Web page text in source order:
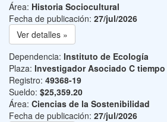
Área: Historia Sociocultural
Fecha de publicación: 27/jul/2026
Ver detalles »
Dependencia: Instituto de Ecología
Plaza: Investigador Asociado C
Registro: 49368-19
Sueldo: $25,359.20
Área: Ciencias de la Sostenibilidad
Fecha de publicación: 27/jul/2026